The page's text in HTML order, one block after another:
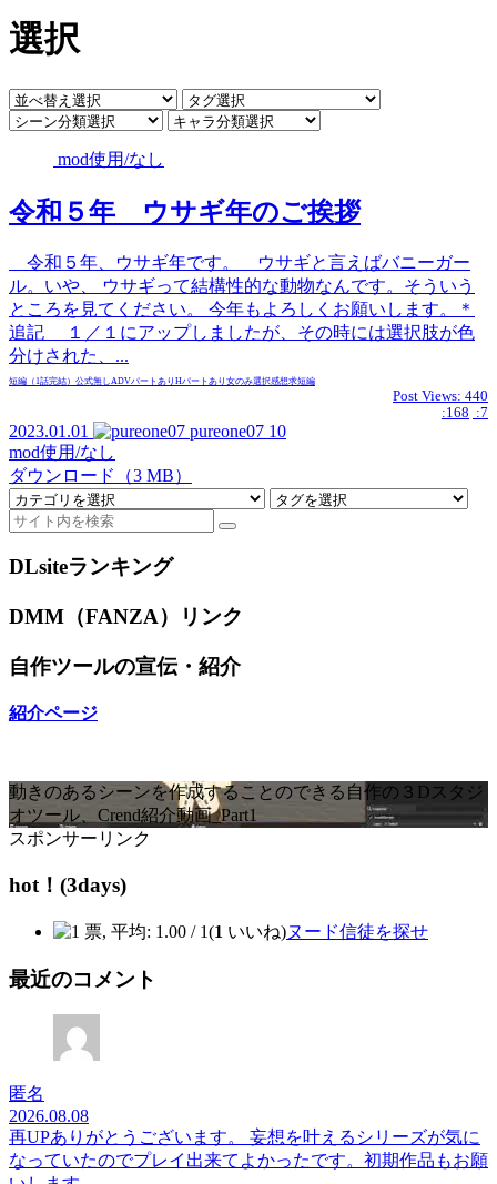
選択
mod使用/なし
令和５年 ウサギ年のご挨拶
令和５年、ウサギ年です。 ウサギと言えばバニーガー
ル。いや、 ウサギって結構性的な動物なんです。そういう
ところを見てください。 今年もよろしくお願いします。＊
追記 １／１にアップしましたが、その時には選択肢が色
分けされた、...
短編（1話完結） 公式無し ADVパートあり Hパートあり 女のみ選択感想求短編
Post Views: 440
:168 :7
2023.01.01 pureone07 10
mod使用/なし
ダウンロード（3 MB）
DLsiteランキング
DMM（FANZA）リンク
自作ツールの宣伝・紹介
紹介ページ
動きのあるシーンを作成することのできる自作の３Dスタジ
オツール、Crend紹介動画_Part1
スポンサーリンク
hot！(3days)
(1 いいね)ヌード信徒を探せ
最近のコメント
匿名
2026.08.08
再UPありがとうございます。 妄想を叶えるシリーズが気に
なっていたのでプレイ出来てよかったです。初期作品もお願